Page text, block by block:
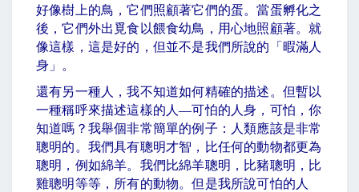
好像樹上的鳥，它們照顧著它們的蛋。當蛋孵化之
後，它們外出覓食以餵食幼鳥，用心地照顧著。就
像這樣，這是好的，但並不是我們所說的「暇滿人
身」。
還有另一種人，我不知道如何精確的描述。但暫以
一種稱呼來描述這樣的人—可怕的人身，可怕，你
知道嗎？我舉個非常簡單的例子：人類應該是非常
聰明的。我們具有聰明才智，比任何的動物都更為
聰明，例如綿羊。我們比綿羊聰明，比豬聰明，比
雞聰明等等，所有的動物。但是我所說可怕的人